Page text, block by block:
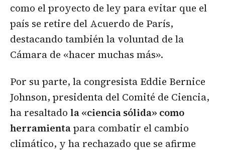
como el proyecto de ley para evitar que el
país se retire del Acuerdo de París,
destacando también la voluntad de la
Cámara de «hacer muchas más».
Por su parte, la congresista Eddie Bernice
Johnson, presidenta del Comité de Ciencia,
ha resaltado la «ciencia sólida» como
herramientapara combatir el cambio
climático, y ha rechazado que se afirme